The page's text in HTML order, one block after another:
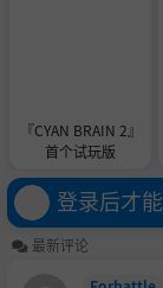
『CYAN BRAIN 2』
首个试玩版
登录后才能
最新评论